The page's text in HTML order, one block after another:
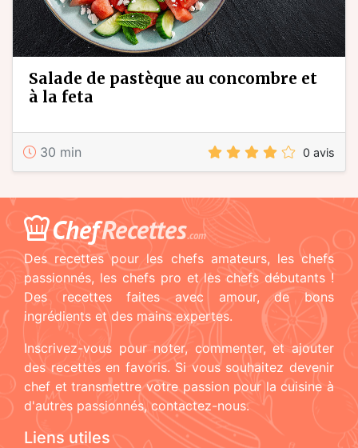
salade de pastèque au concombre et
à la feta
30 min 0 avis
ChefRecettes.com
Des recettes pour les chefs amateurs, les chefs
passionnés, les chefs pro et les chefs débutants !
Des recettes faites avec amour, de bons
ingrédients et des mains expertes.
Inscrivez-vous pour noter, commenter, et ajouter
des recettes en favoris. Si vous souhaitez devenir
chef et transmettre votre passion pour la cuisine à
d'autres passionnés, contactez-nous.
Liens utiles